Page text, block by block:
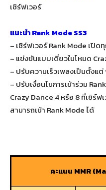
เซิร์ฟเวอร์
แนะนำ Rank Mode SS3
– เซิร์ฟเวอร์ Rank Mode เปิด
– แข่งขันแบบเดี่ยวในโหมด
– ปรับความเร็วเพลงเป็นตั้งแ
– ปรับเงื่อนไขการเข้าร่วม
Crazy Dance 4 หรือ 8 ที่เซิร์ฟ
สามารถเข้า Rank Mode ได้
คะแนน MMR